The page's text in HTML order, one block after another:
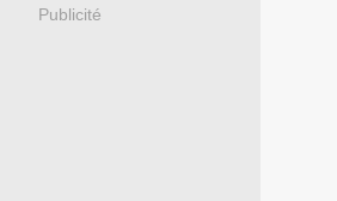
Publicité